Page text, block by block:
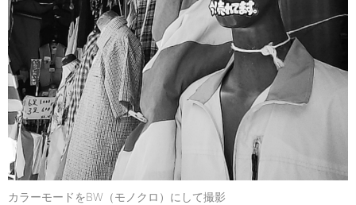
カラーモードをBW（モノクロ）にして撮影